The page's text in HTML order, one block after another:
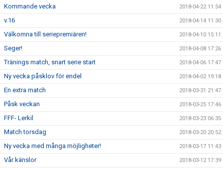
Kommande vecka 2018-04-22 11:54
v.16 2018-04-14 11:30
Välkomna till seriepremiären! 2018-04-10 15:11
Seger! 2018-04-08 17:26
Tränings match, snart serie start 2018-04-06 17:47
Ny vecka påsklov för endel 2018-04-02 19:18
En extra match 2018-03-31 21:47
Påsk veckan 2018-03-25 17:46
FFF- Lerkil 2018-03-23 06:35
Match torsdag 2018-03-20 20:52
Ny vecka med många möjligheter! 2018-03-17 11:43
Vår känslor 2018-03-12 17:39